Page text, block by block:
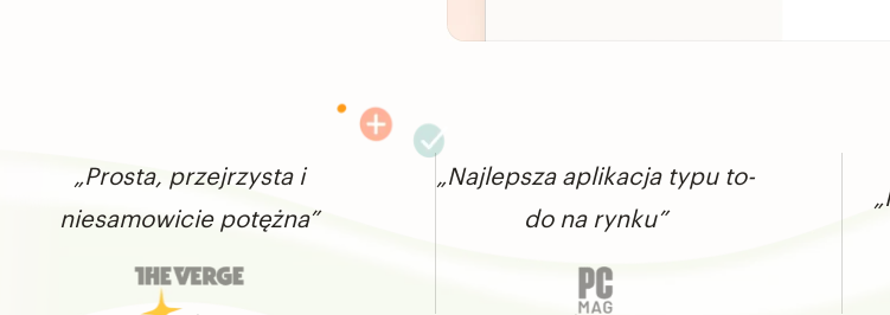
„Prosta, przejrzysta i
niesamowicie potężna”
„Najlepsza aplikacja typu to-
do na rynku”